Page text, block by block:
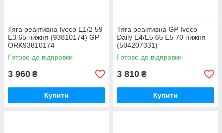
Тяга реактивна Iveco E1/2 59
E3 65 нижня (93810174) GP
ORK93810174
Готово до відправки
3 960 ₴
Купити
Тяга реактивна GP Iveco
Daily E4/E5 65 E5 70 нижня
(504207331)
Готово до відправки
3 810 ₴
Купити